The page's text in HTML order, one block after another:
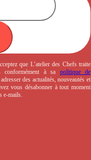
que L’atelier des Chefs traite
conformément à sa politique de
des actualités, nouveautés et
vous désabonner à tout moment
e-mails.